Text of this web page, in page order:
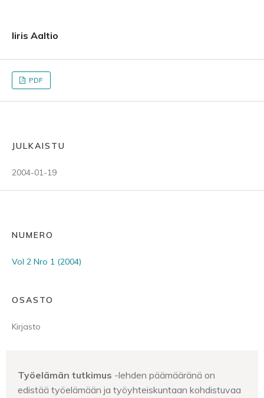
Iiris Aaltio
PDF
JULKAISTU
2004-01-19
NUMERO
Vol 2 Nro 1 (2004)
OSASTO
Kirjasto
Työelämän tutkimus -lehden päämääränä on
edistää työelämään ja työyhteiskuntaan kohdistuvaa